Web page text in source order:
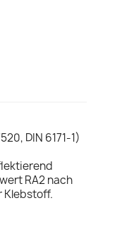
DIN 6171-1)
RA2 nach
Klebstoff.